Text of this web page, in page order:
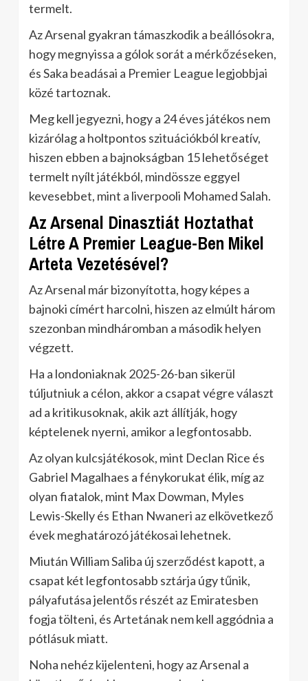
termelt.
Az Arsenal gyakran támaszkodik a beállósokra,
hogy megnyissa a gólok sorát a mérkőzéseken,
és Saka beadásai a Premier League legjobbjai
közé tartoznak.
Meg kell jegyezni, hogy a 24 éves játékos nem
kizárólag a holtpontos szituációkból kreatív,
hiszen ebben a bajnokságban 15 lehetőséget
termelt nyílt játékból, mindössze eggyel
kevesebbet, mint a liverpooli Mohamed Salah.
Az Arsenal Dinasztiát Hoztathat
Létre A Premier League-Ben Mikel
Arteta Vezetésével?
Az Arsenal már bizonyította, hogy képes a
bajnoki címért harcolni, hiszen az elmúlt három
szezonban mindháromban a második helyen
végzett.
Ha a londoniaknak 2025-26-ban sikerül
túljutniuk a célon, akkor a csapat végre választ
ad a kritikusoknak, akik azt állítják, hogy
képtelenek nyerni, amikor a legfontosabb.
Az olyan kulcsjátékosok, mint Declan Rice és
Gabriel Magalhaes a fénykorukat élik, míg az
olyan fiatalok, mint Max Dowman, Myles
Lewis-Skelly és Ethan Nwaneri az elkövetkező
évek meghatározó játékosai lehetnek.
Miután William Saliba új szerződést kapott, a
csapat két legfontosabb sztárja úgy tűnik,
pályafutása jelentős részét az Emiratesben
fogja tölteni, és Artetának nem kell aggódnia a
pótlásuk miatt.
Noha nehéz kijelenteni, hogy az Arsenal a